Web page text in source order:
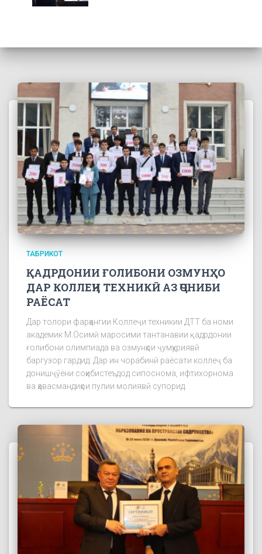
ТАБРИКОТ
ҚАДРДОНИИ ҒОЛИБОНИ ОЗМУНҲО
ДАР КОЛЛЕҶИ ТЕХНИКӢ АЗ ҶОНИБИ
РАЁСАТ
Дар толори фарҳангии Коллеҷи техникии ДТТ ба номи
академик М.Осимӣ маросими тантанавии қадрдонии
ғолибони олимпиада ва озмунҳои ҷумҳуриявӣ
баргузор гардид. Дар ин чорабинӣ раёсати коллеҷ ба
донишҷӯёни соҳибистеъдод сипоснома, ифтихорнома
ва ҳавасмандиҳои пулии молиявӣ супорид.